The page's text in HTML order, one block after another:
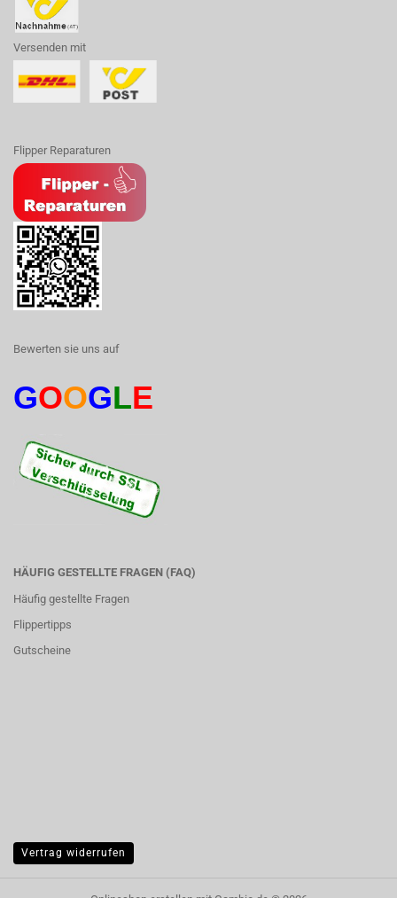
Versenden mit
Flipper Reparaturen
Bewerten sie uns auf
GOOGLE
HÄUFIG GESTELLTE FRAGEN (FAQ)
Häufig gestellte Fragen
Flippertipps
Gutscheine
Vertrag widerrufen